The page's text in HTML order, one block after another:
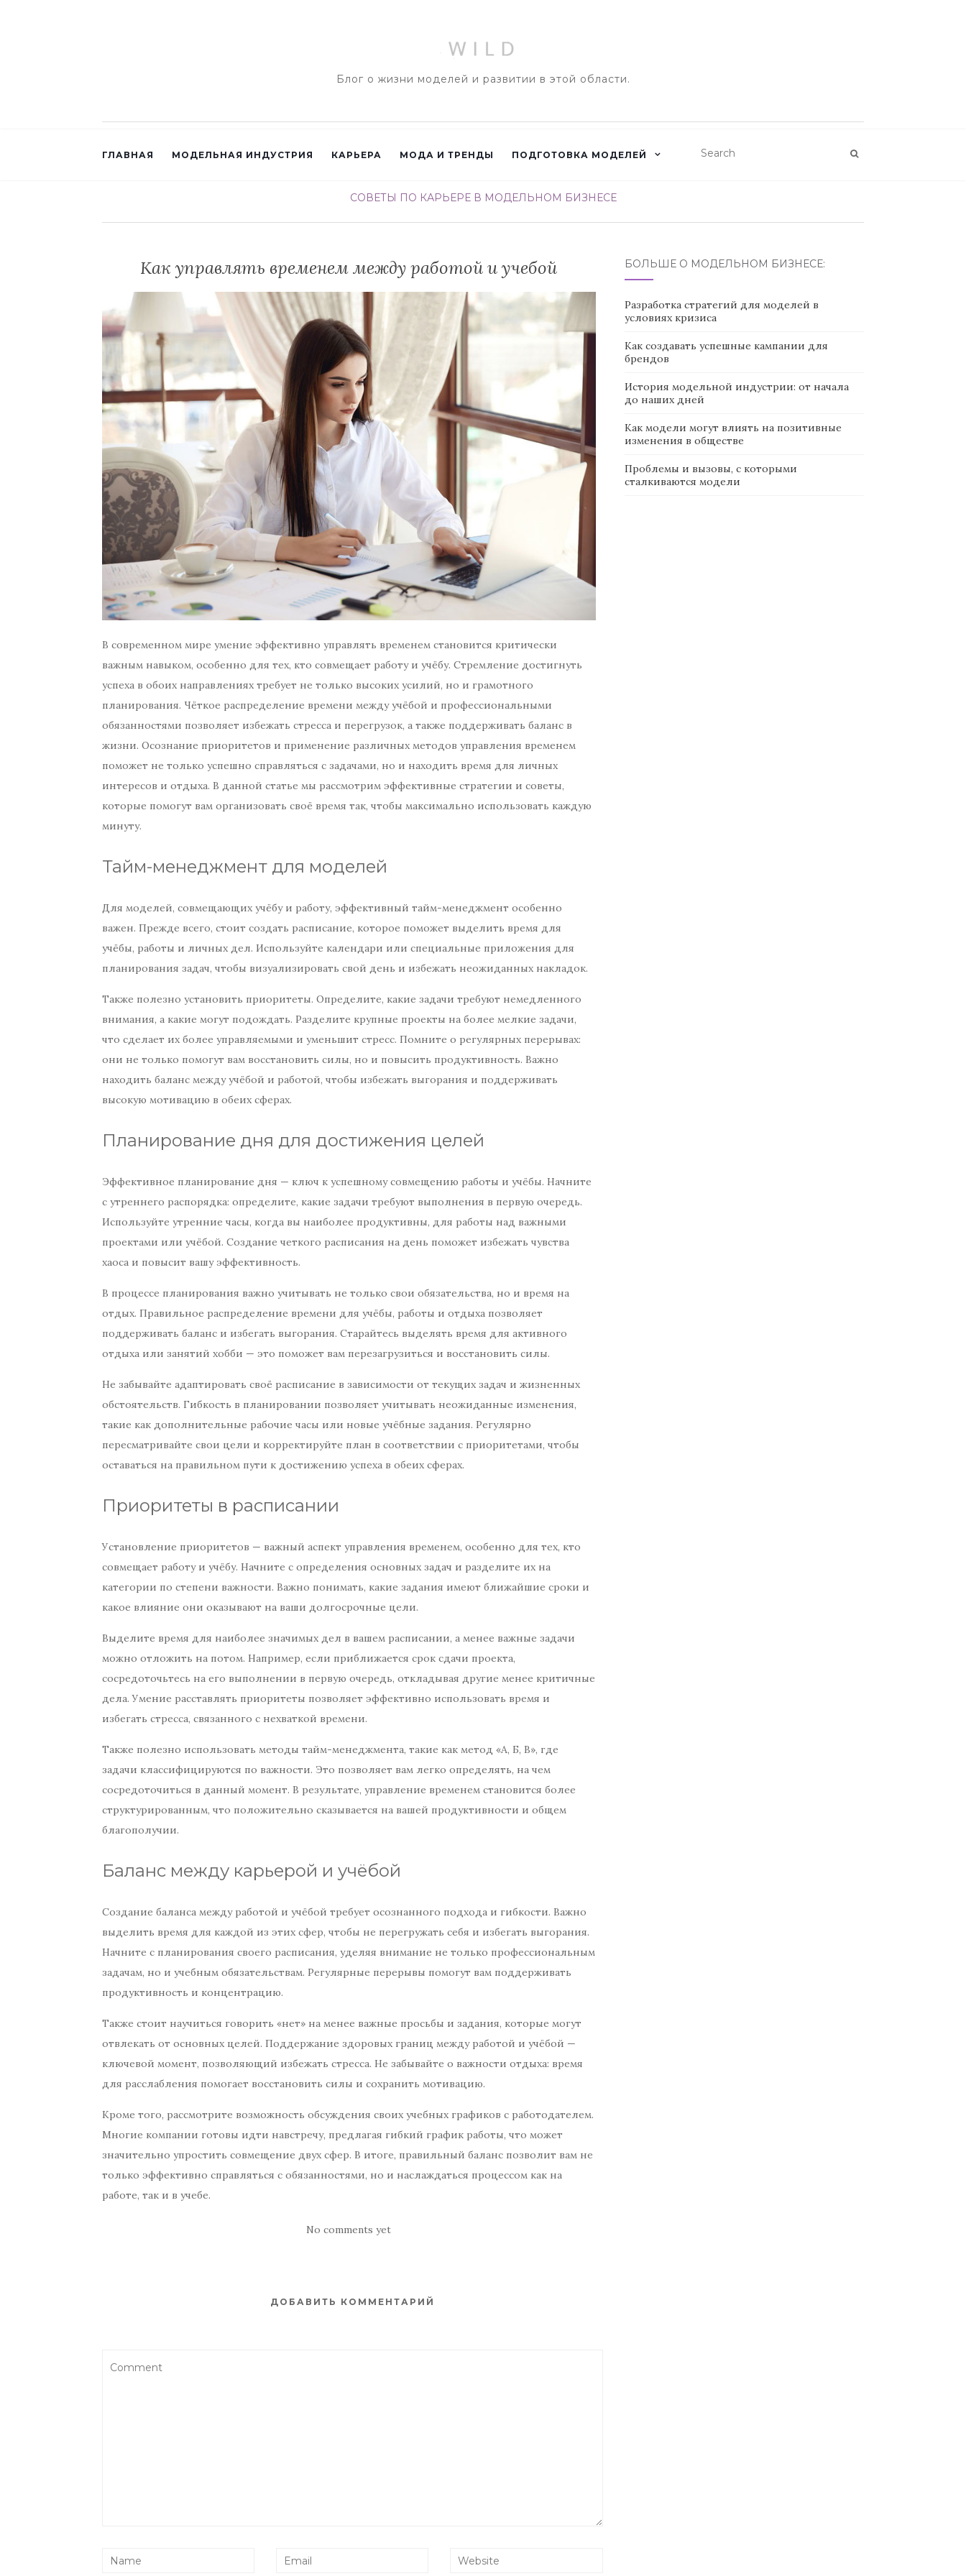
Блог о жизни моделей и развитии в этой области.
ГЛАВНАЯ МОДЕЛЬНАЯ ИНДУСТРИЯ КАРЬЕРА МОДА И ТРЕНДЫ ПОДГОТОВКА МОДЕЛЕЙ
СОВЕТЫ ПО КАРЬЕРЕ В МОДЕЛЬНОМ БИЗНЕСЕ
Как управлять временем между работой и учебой
В современном мире умение эффективно управлять временем становится критически
важным навыком, особенно для тех, кто совмещает работу и учёбу. Стремление достигнуть
успеха в обоих направлениях требует не только высоких усилий, но и грамотного
планирования. Чёткое распределение времени между учёбой и профессиональными
обязанностями позволяет избежать стресса и перегрузок, а также поддерживать баланс в
жизни. Осознание приоритетов и применение различных методов управления временем
поможет не только успешно справляться с задачами, но и находить время для личных
интересов и отдыха. В данной статье мы рассмотрим эффективные стратегии и советы,
которые помогут вам организовать своё время так, чтобы максимально использовать каждую
минуту.
Тайм-менеджмент для моделей
Для моделей, совмещающих учёбу и работу, эффективный тайм-менеджмент особенно
важен. Прежде всего, стоит создать расписание, которое поможет выделить время для
учёбы, работы и личных дел. Используйте календари или специальные приложения для
планирования задач, чтобы визуализировать свой день и избежать неожиданных накладок.
Также полезно установить приоритеты. Определите, какие задачи требуют немедленного
внимания, а какие могут подождать. Разделите крупные проекты на более мелкие задачи,
что сделает их более управляемыми и уменьшит стресс. Помните о регулярных перерывах:
они не только помогут вам восстановить силы, но и повысить продуктивность. Важно
находить баланс между учёбой и работой, чтобы избежать выгорания и поддерживать
высокую мотивацию в обеих сферах.
Планирование дня для достижения целей
Эффективное планирование дня — ключ к успешному совмещению работы и учёбы. Начните
с утреннего распорядка: определите, какие задачи требуют выполнения в первую очередь.
Используйте утренние часы, когда вы наиболее продуктивны, для работы над важными
проектами или учёбой. Создание четкого расписания на день поможет избежать чувства
хаоса и повысит вашу эффективность.
В процессе планирования важно учитывать не только свои обязательства, но и время на
отдых. Правильное распределение времени для учёбы, работы и отдыха позволяет
поддерживать баланс и избегать выгорания. Старайтесь выделять время для активного
отдыха или занятий хобби — это поможет вам перезагрузиться и восстановить силы.
Не забывайте адаптировать своё расписание в зависимости от текущих задач и жизненных
обстоятельств. Гибкость в планировании позволяет учитывать неожиданные изменения,
такие как дополнительные рабочие часы или новые учёбные задания. Регулярно
пересматривайте свои цели и корректируйте план в соответствии с приоритетами, чтобы
оставаться на правильном пути к достижению успеха в обеих сферах.
Приоритеты в расписании
Установление приоритетов — важный аспект управления временем, особенно для тех, кто
совмещает работу и учёбу. Начните с определения основных задач и разделите их на
категории по степени важности. Важно понимать, какие задания имеют ближайшие сроки и
какое влияние они оказывают на ваши долгосрочные цели.
Выделите время для наиболее значимых дел в вашем расписании, а менее важные задачи
можно отложить на потом. Например, если приближается срок сдачи проекта,
сосредоточьтесь на его выполнении в первую очередь, откладывая другие менее критичные
дела. Умение расставлять приоритеты позволяет эффективно использовать время и
избегать стресса, связанного с нехваткой времени.
Также полезно использовать методы тайм-менеджмента, такие как метод «А, Б, В», где
задачи классифицируются по важности. Это позволяет вам легко определять, на чем
сосредоточиться в данный момент. В результате, управление временем становится более
структурированным, что положительно сказывается на вашей продуктивности и общем
благополучии.
Баланс между карьерой и учёбой
Создание баланса между работой и учёбой требует осознанного подхода и гибкости. Важно
выделить время для каждой из этих сфер, чтобы не перегружать себя и избегать выгорания.
Начните с планирования своего расписания, уделяя внимание не только профессиональным
задачам, но и учебным обязательствам. Регулярные перерывы помогут вам поддерживать
продуктивность и концентрацию.
Также стоит научиться говорить «нет» на менее важные просьбы и задания, которые могут
отвлекать от основных целей. Поддержание здоровых границ между работой и учёбой —
ключевой момент, позволяющий избежать стресса. Не забывайте о важности отдыха: время
для расслабления помогает восстановить силы и сохранить мотивацию.
Кроме того, рассмотрите возможность обсуждения своих учебных графиков с работодателем.
Многие компании готовы идти навстречу, предлагая гибкий график работы, что может
значительно упростить совмещение двух сфер. В итоге, правильный баланс позволит вам не
только эффективно справляться с обязанностями, но и наслаждаться процессом как на
работе, так и в учебе.
No comments yet
ДОБАВИТЬ КОММЕНТАРИЙ
БОЛЬШЕ О МОДЕЛЬНОМ БИЗНЕСЕ:
Разработка стратегий для моделей в
условиях кризиса
Как создавать успешные кампании для
брендов
История модельной индустрии: от начала
до наших дней
Как модели могут влиять на позитивные
изменения в обществе
Проблемы и вызовы, с которыми
сталкиваются модели